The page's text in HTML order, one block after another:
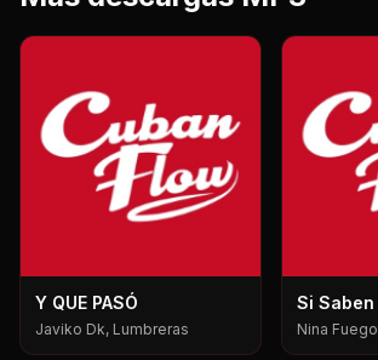
Y QUE PASÓ
Javiko Dk, Lumbreras
Si Saben
Nina Fuego